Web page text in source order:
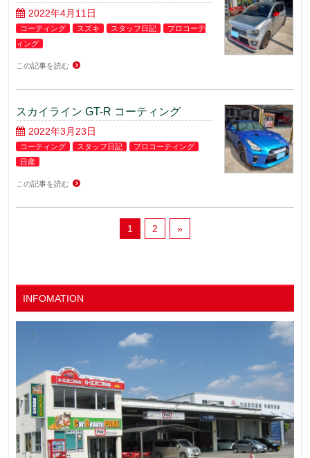
2022年4月11日
コーティング スズキ スタッフ日記
プロコーテ
ィング
この記事を読む
スカイライン GT-R コーティング
2022年3月23日
コーティング スタッフ日記
プロコーティング
日産
この記事を読む
1 2 »
INFOMATION